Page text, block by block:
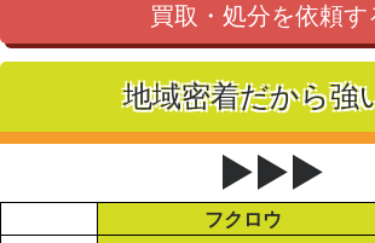
買取・処分を依頼す
地域密着だから強
▶▶▶
フクロウ